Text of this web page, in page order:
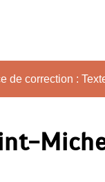
de correction :